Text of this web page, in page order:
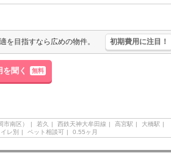
を目指すなら広めの物件。 初期費用に注目！
聞く 無料
市南区） 若久 西鉄天神大牟田線 高宮駅
大橋駅
レ別 ペット相談可 0.55ヶ月